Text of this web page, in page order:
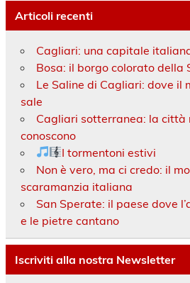
Articoli recenti
Cagliari: una capitale
Bosa: il borgo colorato della
Le Saline di Cagliari: dove il
sale
Cagliari sotterranea: la città
conoscono
I tormentoni estivi
Non è vero, ma ci credo: il
scaramanzia italiana
San Sperate: il paese dove
e le pietre cantano
Iscriviti alla nostra Newsletter